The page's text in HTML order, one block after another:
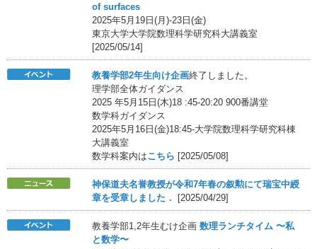
of surfaces
2025年5月19日(月)-23日(金)
東京大学大学院数理科学研究科大講義室
[2025/05/14]
教養学部2年生向け企画終了しました。
理学部全体ガイダンス
2025 年5月15日(木)18 :45-20:20 900番講堂
数学科ガイダンス
2025年5月16日(金)18:45-大学院数理科学研究科棟
大講義室
数学科案内はこちら [2025/05/08]
神保道夫名誉教授が令和7年春の叙勲にて瑞宝中綬
章を受章しました．
[2025/04/29]
教養学部1,2年生むけ企画 数理ランチタイム 〜私
と数学〜